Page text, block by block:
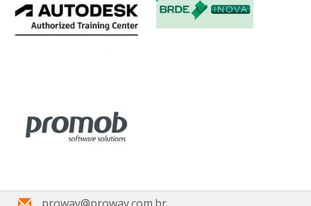
proway@proway.com.br